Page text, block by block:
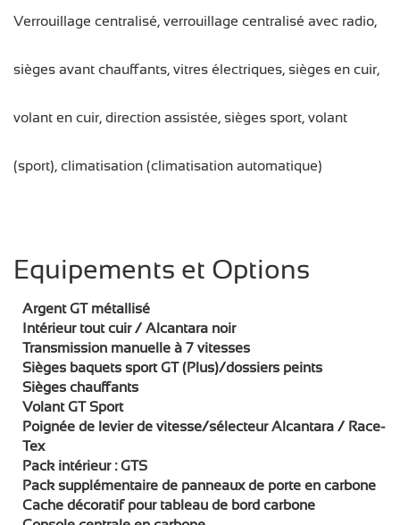
Verrouillage centralisé, verrouillage centralisé avec radio,
sièges avant chauffants, vitres électriques, sièges en cuir,
volant en cuir, direction assistée, sièges sport, volant
(sport), climatisation (climatisation automatique)
Equipements et Options
Argent GT métallisé
Intérieur tout cuir / Alcantara noir
Transmission manuelle à 7 vitesses
Sièges baquets sport GT (Plus)/dossiers peints
Sièges chauffants
Volant GT Sport
Poignée de levier de vitesse/sélecteur Alcantara / Race-
Tex
Pack intérieur : GTS
Pack supplémentaire de panneaux de porte en carbone
Cache décoratif pour tableau de bord carbone